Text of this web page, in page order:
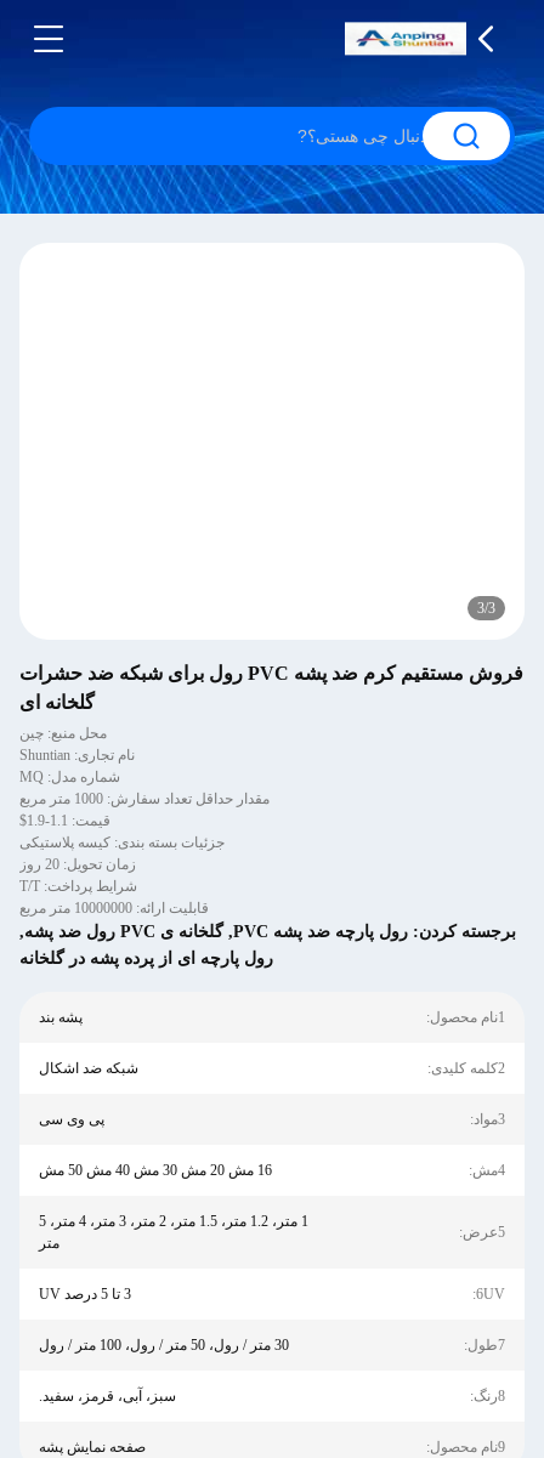
3/3
فروش مستقیم کرم ضد پشه PVC رول برای شبکه ضد حشرات
گلخانه ای
محل منبع: چین
نام تجاری: Shuntian
شماره مدل: MQ
مقدار حداقل تعداد سفارش: 1000 متر مربع
قیمت: 1.1-1.9$
جزئیات بسته بندی: کیسه پلاستیکی
زمان تحویل: 20 روز
شرایط پرداخت: T/T
قابلیت ارائه: 10000000 متر مربع
برجسته کردن: رول پارچه ضد پشه PVC ,گلخانه ی PVC رول ضد پشه
,
رول پارچه ای از پرده پشه در گلخانه
1نام محصول: پشه بند
2کلمه کلیدی: شبکه ضد اشکال
3مواد: پی وی سی
4مش: 16 مش 20 مش 30 مش 40 مش 50 مش
5عرض:
1 متر، 1.2 متر، 1.5 متر، 2 متر، 3 متر، 4 متر، 5
متر
6UV: 3 تا 5 درصد UV
7طول: 30 متر / رول، 50 متر / رول، 100 متر / رول
8رنگ: سبز، آبی، قرمز، سفید.
9نام محصول: صفحه نمایش پشه